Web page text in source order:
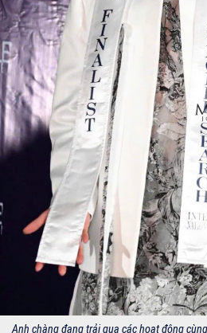
Anh chàng đang trải qua các hoạt động